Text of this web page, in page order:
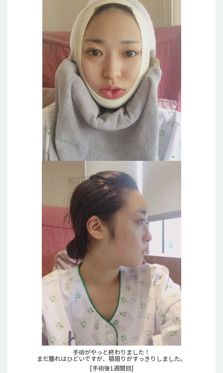
手術がやっと終わりました！
まだ腫れはひどいですが、顎周りがすっきりしました。
[手術後1週間目]